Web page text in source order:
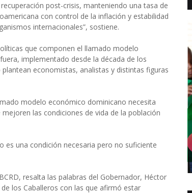
post-crisis, manteniendo una tasa de
con control de la inflación y estabilidad
internacionales”, sostiene.
que componen el llamado modelo
implementado desde la década de los
economistas, analistas y distintas figuras
modelo económico dominicano necesita
las condiciones de vida de la población
es una condición necesaria pero no suficiente
resalta las palabras del Gobernador, Héctor
los Caballeros con las que afirmó estar